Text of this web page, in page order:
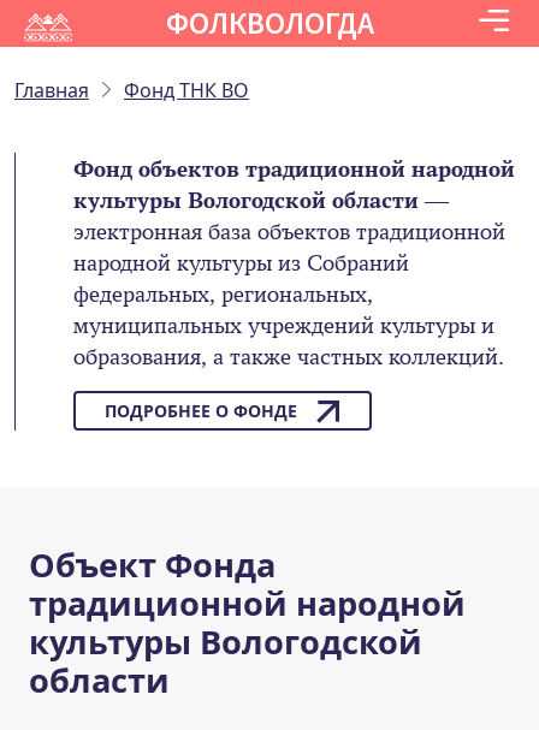
ФОЛКВОЛОГДА
Главная Фонд ТНК ВО
Фонд объектов традиционной народной
культуры Вологодской области—
электронная база объектов традиционной
народной культуры из Собраний
федеральных, региональных,
муниципальных учреждений культуры и
образования, а также частных коллекций.
ПОДРОБНЕЕ О ФОНДЕ
Объект Фонда
традиционной народной
культуры Вологодской
области